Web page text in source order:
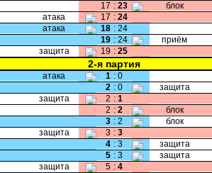
17 : 23 блок
атака 17 : 24
атака 18 : 24
19 : 24 приём
защита 19 : 25
2-я партия
атака 1 : 0
2 : 0 защита
защита 2 : 1
2 : 2 блок
3 : 2 блок
защита 3 : 3
4 : 3 защита
5 : 3 защита
защита 5 : 4